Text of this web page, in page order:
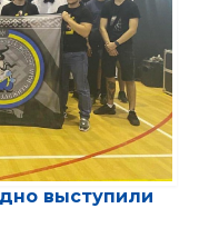
выступили